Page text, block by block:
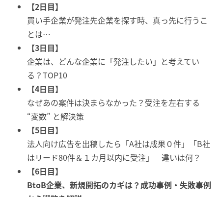
【2日目】
買い手企業が発注先企業を探す時、真っ先に行うこ
とは…
【3日目】
企業は、どんな企業に「発注したい」と考えてい
る？TOP10
【4日目】
なぜあの案件は決まらなかった？受注を左右する
“変数” と解決策
【5日目】
法人向け広告を出稿したら「A社は成果０件」「B社
はリード80件＆１カ月以内に受注」 違いは何？
【6日目】
BtoB企業、新規開拓のカギは？成功事例・失敗事例